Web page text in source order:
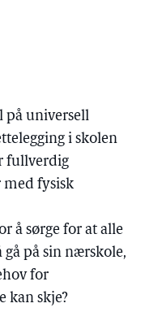
på universell
i skolen
fullverdig
fysisk
å sørge for at alle
på sin nærskole,
for
kan skje?